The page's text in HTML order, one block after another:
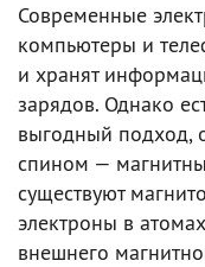
Современные
компьютеры и
и хранят
зарядов. Однако
выгодный подход,
спином —
существуют
электроны в
внешнего